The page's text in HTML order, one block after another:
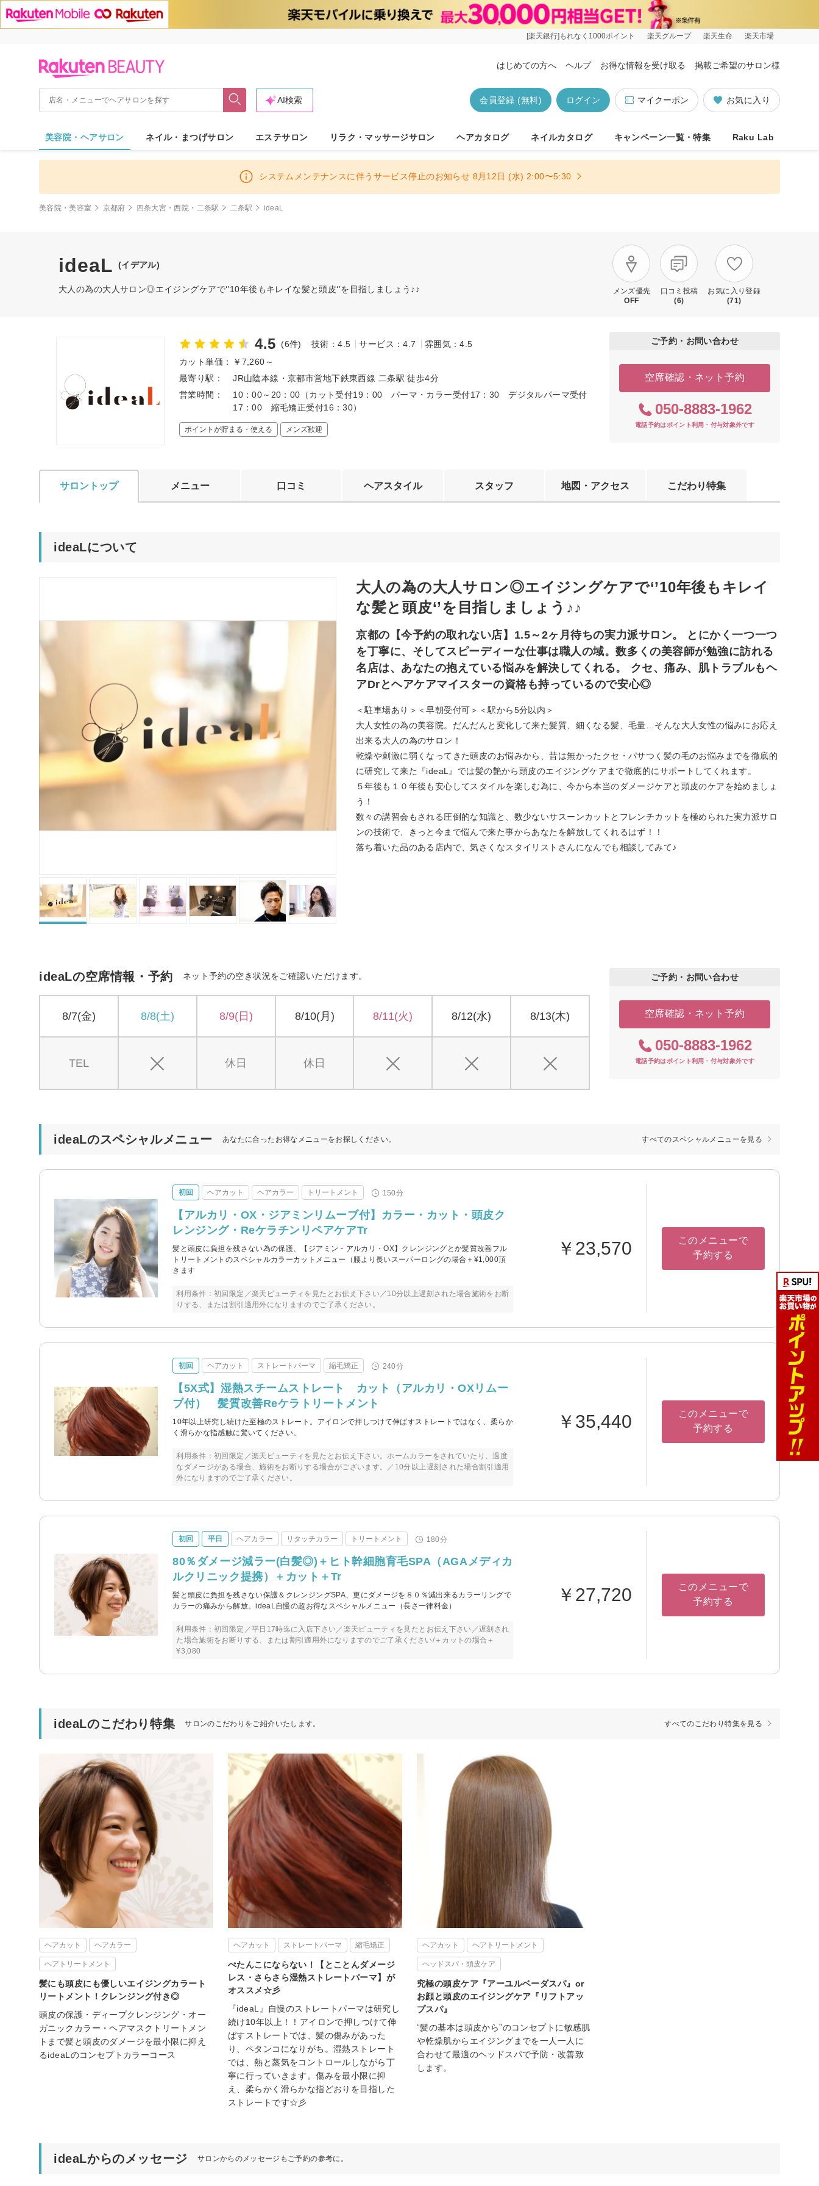
[楽天銀行]もれなく1000ポイント 楽天グループ 楽天生命 楽天市場
はじめての方へ ヘルプ お得な情報を受け取る 掲載ご希望のサロン様
お気に入り
マイクーポン
ログイン
会員登録 (無料)
AI検索
美容院・ヘアサロン ネイル・まつげサロン エステサロン リラク・マッサージサロン ヘアカタログ ネイルカタログ キャンペーン一覧・特集 Raku Lab
システムメンテナンスに伴うサービス停止のお知らせ 8月12日 (水) 2:00〜5:30
美容院・美容室 京都府 四条大宮・西院・二条駅 二条駅 ideaL
ideaL (イデアル)
大人の為の大人サロン◎エイジングケアで‘’10年後もキレイな髪と頭皮‘’を目指しましょう♪♪
メンズ優先
OFF
口コミ投稿
(6)
お気に入り登録
(71)
4.5 (6件) 技術：4.5 サービス：4.7
雰囲気：4.5
カット単価：
￥7,260～
最寄り駅：
JR山陰本線・京都市営地下鉄東西線 二条駅 徒歩4分
営業時間：
10：00～20：00（カット受付19：00 パーマ・カラー受付17：30 デジタルパーマ受付
17：00 縮毛矯正受付16：30）
ポイントが貯まる・使える メンズ歓迎
ご予約・お問い合わせ
空席確認・ネット予約
050-8883-1962
電話予約はポイント利用・付与対象外です
サロントップ メニュー 口コミ ヘアスタイル スタッフ 地図・アクセス こだわり特集
ideaLについて
大人の為の大人サロン◎エイジングケアで‘’10年後もキレイ
な髪と頭皮‘’を目指しましょう♪♪
京都の【今予約の取れない店】1.5～2ヶ月待ちの実力派サロン。 とにかく一つ一つ
を丁寧に、そしてスピーディーな仕事は職人の域。数多くの美容師が勉強に訪れる
名店は、あなたの抱えている悩みを解決してくれる。 クセ、痛み、肌トラブルもヘ
アDrとヘアケアマイスターの資格も持っているので安心◎
＜駐車場あり＞＜早朝受付可＞＜駅から5分以内＞
大人女性の為の美容院。だんだんと変化して来た髪質、細くなる髪、毛量…そんな大人女性の悩みにお応え
出来る大人の為のサロン！
乾燥や刺激に弱くなってきた頭皮のお悩みから、昔は無かったクセ・パサつく髪の毛のお悩みまでを徹底的
に研究して来た『ideaL』では髪の艶から頭皮のエイジングケアまで徹底的にサポートしてくれます。
５年後も１０年後も安心してスタイルを楽しむ為に、今から本当のダメージケアと頭皮のケアを始めましょ
う！
数々の講習会もされる圧倒的な知識と、数少ないサスーンカットとフレンチカットを極められた実力派サロ
ンの技術で、きっと今まで悩んで来た事からあなたを解放してくれるはず！！
落ち着いた品のある店内で、気さくなスタイリストさんになんでも相談してみて♪
ideaLの空席情報・予約 ネット予約の空き状況をご確認いただけます。
8/7(金)
TEL
8/8(土) 8/9(日)
休日
8/10(月)
休日
8/11(火) 8/12(水) 8/13(木)
ご予約・お問い合わせ
空席確認・ネット予約
050-8883-1962
電話予約はポイント利用・付与対象外です
ideaLのスペシャルメニュー あなたに合ったお得なメニューをお探しください。 すべてのスペシャルメニューを見る
初回 ヘアカット ヘアカラー トリートメント 150分
【アルカリ・OX・ジアミンリムーブ付】カラー・カット・頭皮ク
レンジング・ReケラチンリペアケアTr
髪と頭皮に負担を残さない為の保護、【ジアミン・アルカリ・OX】クレンジングとか髪質改善フル
トリートメントのスペシャルカラーカットメニュー（腰より長いスーパーロングの場合＋¥1,000頂
きます
利用条件：初回限定／楽天ビューティを見たとお伝え下さい／10分以上遅刻された場合施術をお断
りする、または割引適用外になりますのでご了承ください。
￥23,570
このメニューで
予約する
初回 ヘアカット ストレートパーマ 縮毛矯正 240分
【5X式】湿熱スチームストレート カット（アルカリ・OXリムー
ブ付） 髪質改善Reケラトリートメント
10年以上研究し続けた至極のストレート。アイロンで押しつけて伸ばすストレートではなく、柔らか
く滑らかな指感触に驚いてください。
利用条件：初回限定／楽天ビューティを見たとお伝え下さい。ホームカラーをされていたり、過度
なダメージがある場合、施術をお断りする場合がございます。／10分以上遅刻された場合割引適用
外になりますのでご了承ください。
￥35,440
このメニューで
予約する
初回 平日 ヘアカラー リタッチカラー トリートメント 180分
80％ダメージ減ラー(白髪◎)＋ヒト幹細胞育毛SPA（AGAメディカ
ルクリニック提携）＋カット＋Tr
髪と頭皮に負担を残さない保護＆クレンジングSPA、更にダメージを８０％減出来るカラーリングで
カラーの痛みから解放。ideaL自慢の超お得なスペシャルメニュー（長さ一律料金）
利用条件：初回限定／平日17時迄に入店下さい／楽天ビューティを見たとお伝え下さい／遅刻され
た場合施術をお断りする、または割引適用外になりますのでご了承ください/＋カットの場合＋
¥3,080
￥27,720
このメニューで
予約する
ideaLのこだわり特集 サロンのこだわりをご紹介いたします。 すべてのこだわり特集を見る
ヘアカット ヘアカラー
ヘアトリートメント
髪にも頭皮にも優しいエイジングカラート
リートメント！クレンジング付き◎
頭皮の保護・ディープクレンジング・オー
ガニックカラー・ヘアマスクトリートメン
トまで髪と頭皮のダメージを最小限に抑え
るideaLのコンセプトカラーコース
ヘアカット ストレートパーマ 縮毛矯正
ぺたんこにならない！【とことんダメージ
レス・さらさら湿熱ストレートパーマ】が
オススメ☆彡
『ideaL』自慢のストレートパーマは研究し
続け10年以上！！アイロンで押しつけて伸
ばすストレートでは、髪の傷みがあった
り、ペタンコになりがち。湿熱ストレート
では、熱と蒸気をコントロールしながら丁
寧に行っていきます。傷みを最小限に抑
え、柔らかく滑らかな指どおりを目指した
ストレートです☆彡
ヘアカット ヘアトリートメント
ヘッドスパ・頭皮ケア
究極の頭皮ケア『アーユルベーダスパ』or
お顔と頭皮のエイジングケア『リフトアッ
プスパ』
“髪の基本は頭皮から”のコンセプトに敏感肌
や乾燥肌からエイジングまでを一人一人に
合わせて最適のヘッドスパで予防・改善致
します。
ideaLからのメッセージ サロンからのメッセージもご予約の参考に。